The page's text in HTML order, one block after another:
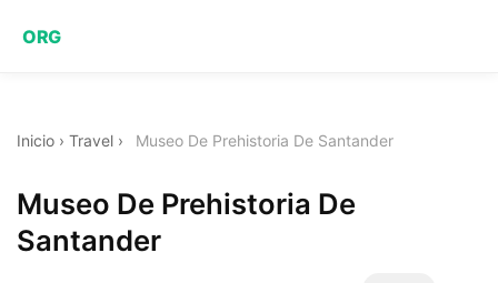
ORG
Inicio › Travel › Museo De Prehistoria De Santander
Museo De Prehistoria De
Santander